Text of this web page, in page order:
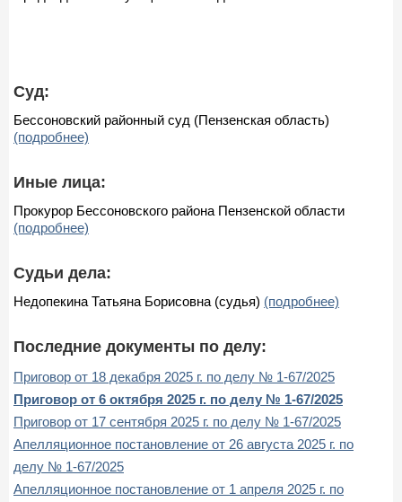
Суд:
Бессоновский районный суд (Пензенская область)
(подробнее)
Иные лица:
Прокурор Бессоновского района Пензенской области
(подробнее)
Судьи дела:
Недопекина Татьяна Борисовна (судья) (подробнее)
Последние документы по делу:
Приговор от 18 декабря 2025 г. по делу № 1-67/2025
Приговор от 6 октября 2025 г. по делу № 1-67/2025
Приговор от 17 сентября 2025 г. по делу № 1-67/2025
Апелляционное постановление от 26 августа 2025 г. по
делу № 1-67/2025
Апелляционное постановление от 1 апреля 2025 г. по